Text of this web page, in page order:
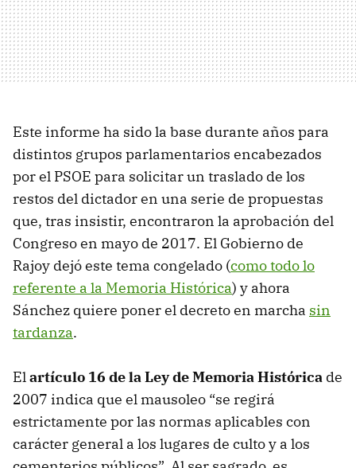
Este informe ha sido la base durante años para
distintos grupos parlamentarios encabezados
por el PSOE para solicitar un traslado de los
restos del dictador en una serie de propuestas
que, tras insistir, encontraron la aprobación del
Congreso en mayo de 2017. El Gobierno de
Rajoy dejó este tema congelado (como todo lo
referente a la Memoria Histórica) y ahora
Sánchez quiere poner el decreto en marcha sin
tardanza.
Elartículo 16 de la Ley de Memoria Histórica de
2007 indica que el mausoleo “se regirá
estrictamente por las normas aplicables con
carácter general a los lugares de culto y a los